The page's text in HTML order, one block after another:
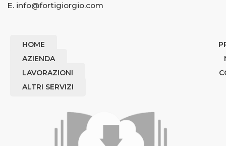
E. info@fortigiorgio.com
HOME
AZIENDA
LAVORAZIONI
ALTRI SERVIZI